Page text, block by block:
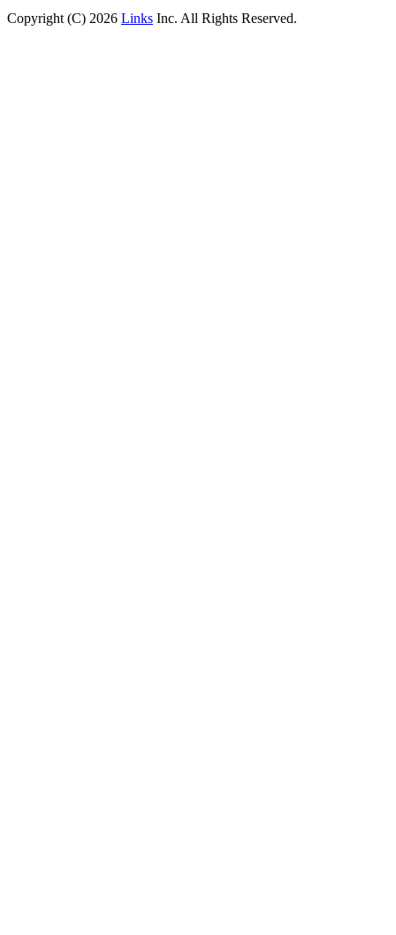
Copyright (C) 2026 Links Inc. All Rights Reserved.